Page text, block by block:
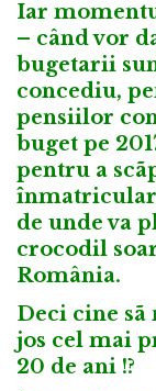
Iar
– când vor
bugetarii
concediu,
pensiilor
buget pe
pentru a
de unde va
crocodil
România.
Deci cine
jos cel mai
20 de ani !?